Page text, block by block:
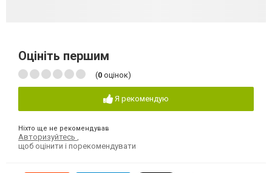
Оцініть першим
(0 оцінок)
Я рекомендую
Ніхто ще не рекомендував
Авторизуйтесь ,
щоб оцінити і порекомендувати